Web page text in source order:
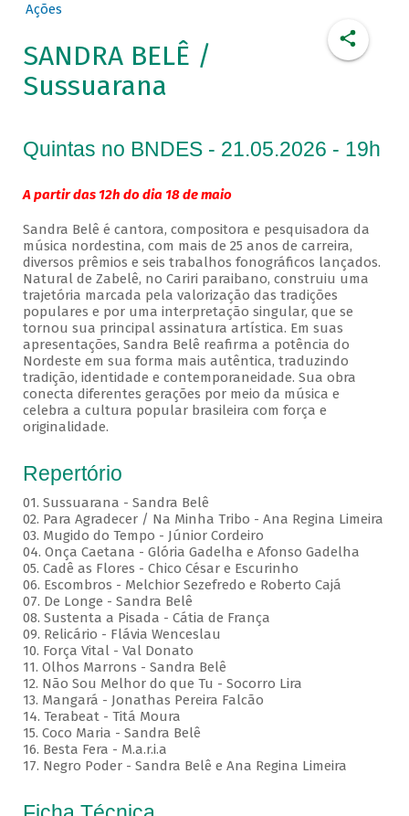
Ações
SANDRA BELÊ /
Sussuarana
Quintas no BNDES - 21.05.2026 - 19h
A partir das 12h do dia 18 de maio
Sandra Belê é cantora, compositora e pesquisadora da
música nordestina, com mais de 25 anos de carreira,
diversos prêmios e seis trabalhos fonográficos lançados.
Natural de Zabelê, no Cariri paraibano, construiu uma
trajetória marcada pela valorização das tradições
populares e por uma interpretação singular, que se
tornou sua principal assinatura artística. Em suas
apresentações, Sandra Belê reafirma a potência do
Nordeste em sua forma mais autêntica, traduzindo
tradição, identidade e contemporaneidade. Sua obra
conecta diferentes gerações por meio da música e
celebra a cultura popular brasileira com força e
originalidade.
Repertório
01. Sussuarana - Sandra Belê
02. Para Agradecer / Na Minha Tribo - Ana Regina Limeira
03. Mugido do Tempo - Júnior Cordeiro
04. Onça Caetana - Glória Gadelha e Afonso Gadelha
05. Cadê as Flores - Chico César e Escurinho
06. Escombros - Melchior Sezefredo e Roberto Cajá
07. De Longe - Sandra Belê
08. Sustenta a Pisada - Cátia de França
09. Relicário - Flávia Wenceslau
10. Força Vital - Val Donato
11. Olhos Marrons - Sandra Belê
12. Não Sou Melhor do que Tu - Socorro Lira
13. Mangará - Jonathas Pereira Falcão
14. Terabeat - Titá Moura
15. Coco Maria - Sandra Belê
16. Besta Fera - M.a.r.i.a
17. Negro Poder - Sandra Belê e Ana Regina Limeira